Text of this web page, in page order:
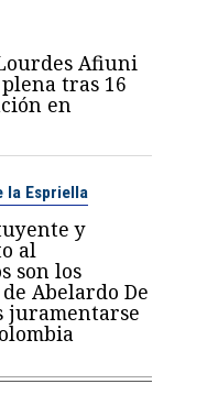
Afiuni
tras 16
en
la Espriella
y
al
son los
Abelardo De
juramentarse